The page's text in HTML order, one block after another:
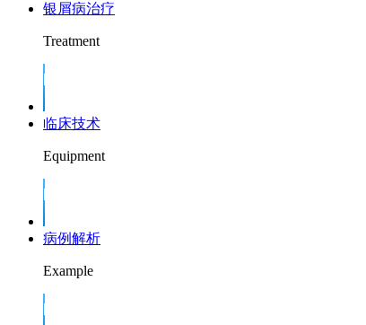
银屑病治疗
Treatment
临床技术
Equipment
病例解析
Example